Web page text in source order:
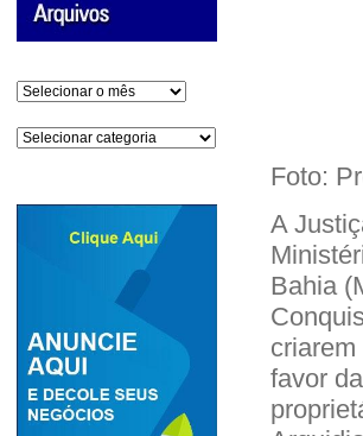
Arquivos
Categorias
Foto:
A
Bahia
favor